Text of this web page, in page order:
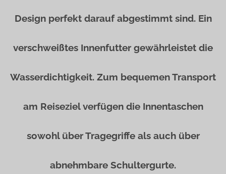
Design perfekt darauf abgestimmt sind. Ein
verschweißtes Innenfutter gewährleistet die
Wasserdichtigkeit. Zum bequemen Transport
am Reiseziel verfügen die Innentaschen
sowohl über Tragegriffe als auch über
abnehmbare Schultergurte.